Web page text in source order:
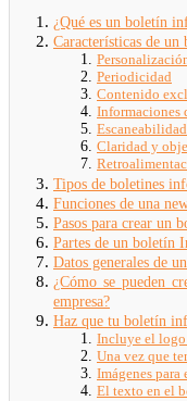
¿Qué es un boletín
Características de
Periodicidad
Contenido
Informaciones
Escaneabilidad
Claridad y
Tipos de boletines
Funciones de una
Pasos para crear un
Partes de un boletín
Datos generales de
¿Cómo se pueden
empresa?
Haz que tu boletín
Incluye el logo
Una vez que
Imágenes
El texto en el